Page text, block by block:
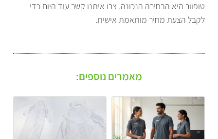
טופוור היא הבחירה הנכונה. צרו איתנו קשר עוד היום כדי
לקבל הצעת מחיר מותאמת אישית.
מאמרים נוספים: